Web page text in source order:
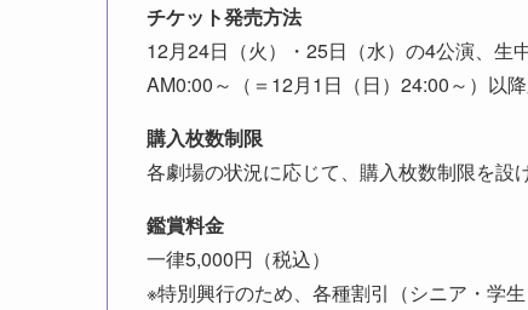
チケット発売方法
12月24日（火）・25日（水）の4公演、生
AM0:00～（＝12月1日（日）24:00～）以
購入枚数制限
各劇場の状況に応じて、購入枚数制限を設
鑑賞料金
一律5,000円（税込）
※特別興行のため、各種割引（シニア・学